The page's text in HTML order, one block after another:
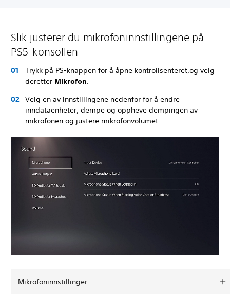
Slik justerer du mikrofoninnstillingene på
PS5-konsollen
Trykk på PS-knappen for å åpne kontrollsenteret,og velg
deretter Mikrofon.
Velg en av innstillingene nedenfor for å endre
inndataenheter, dempe og oppheve dempingen av
mikrofonen og justere mikrofonvolumet.
Mikrofoninnstillinger